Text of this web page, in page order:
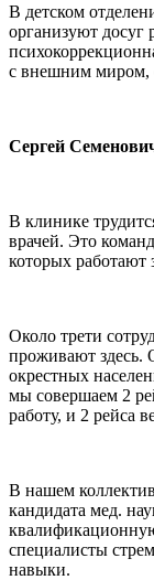
В детском
организуют досуг
с внешним миром,
Сергей
В клинике
врачей. Это
которых работают
Около трети
проживают здесь.
окрестных
мы совершаем 2
работу, и 2 рейса
В нашем
кандидата мед.
специалисты
навыки.